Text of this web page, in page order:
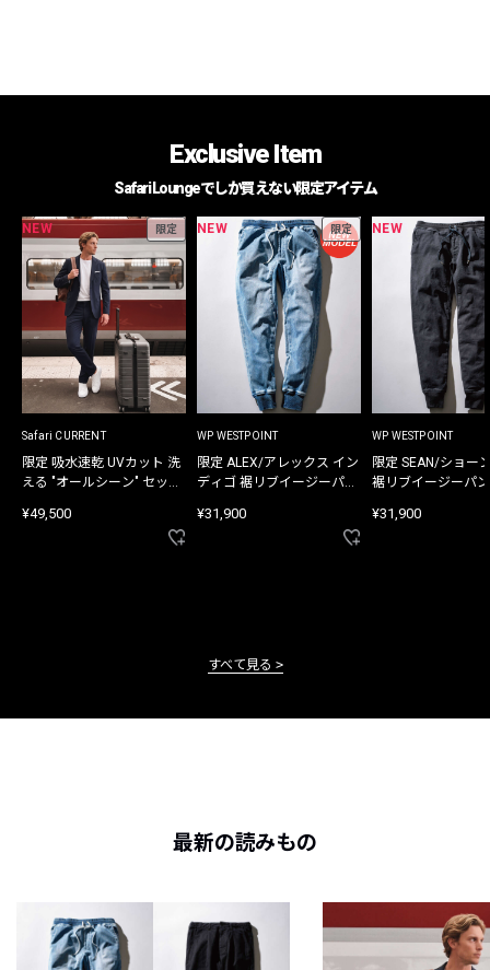
Exclusive Item
Safari Loungeでしか買えない限定アイテム
NEW 限定
Safari CURRENT
限定 吸水速乾 UVカット 洗
える "オールシーン" セット
¥49,500
NEW 限定
WP WESTPOINT
限定 ALEX/アレックス イン
ディゴ 裾リブイージーパン
¥31,900
NEW
WP WESTPOINT
限定 SEAN/ショー
裾リブイージーパ
¥31,900
すべて見る
最新の読みもの